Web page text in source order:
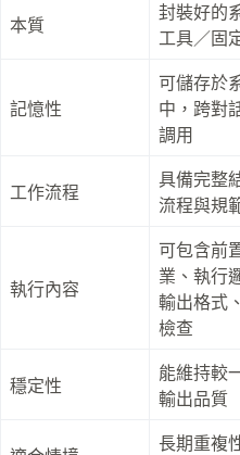
本質
封裝好的
工具／固
記憶性
可儲存於
中，跨對
調用
工作流程
具備完整
流程與規
執行內容
可包含前
業、執行
輸出格式
檢查
穩定性
能維持較
輸出品質
長期重複